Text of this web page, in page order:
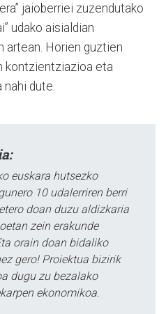
jaioberriei zuzendutako
udako aisialdian
artean. Horien guztien
kontzientziazioa eta
dute.
euskara hutsezko
10 udalerriren berri
doan duzu aldizkaria
zein erakunde
orain doan bidaliko
gero! Proiektua bizirik
dugu zu bezalako
ekonomikoa.